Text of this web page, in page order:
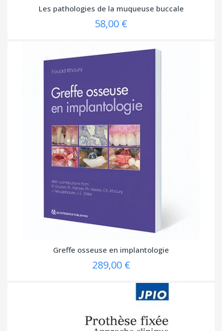
Les pathologies de la muqueuse buccale
58,00 €
Greffe osseuse en implantologie
289,00 €